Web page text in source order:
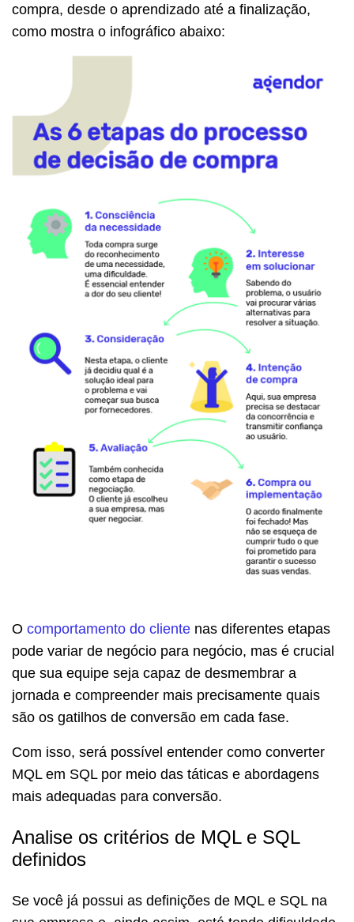
compra, desde o aprendizado até a finalização,
como mostra o infográfico abaixo:
O comportamento do cliente nas diferentes etapas
pode variar de negócio para negócio, mas é crucial
que sua equipe seja capaz de desmembrar a
jornada e compreender mais precisamente quais
são os gatilhos de conversão em cada fase.
Com isso, será possível entender como converter
MQL em SQL por meio das táticas e abordagens
mais adequadas para conversão.
Analise os critérios de MQL e SQL
definidos
Se você já possui as definições de MQL e SQL na